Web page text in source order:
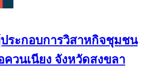
ระกอบการวิสาหกิจชุมชน
วนเนียง จังหวัดสงขลา